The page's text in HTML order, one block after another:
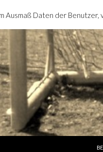
Ausmaß Daten der